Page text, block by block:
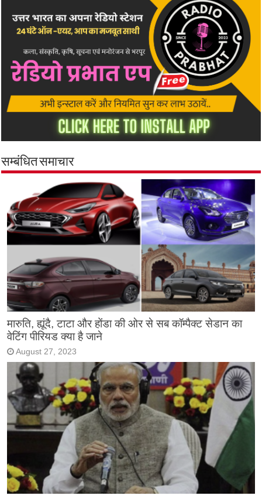
सम्बंधित समाचार
मारुति, ह्यूंदै, टाटा और होंडा की ओर से सब कॉम्पैक्ट सेडान का
वेटिंग पीरियड क्या है जाने
August 27, 2023